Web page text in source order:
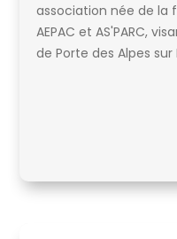
association née de la
AEPAC et AS'PARC,
de Porte des Alpes sur